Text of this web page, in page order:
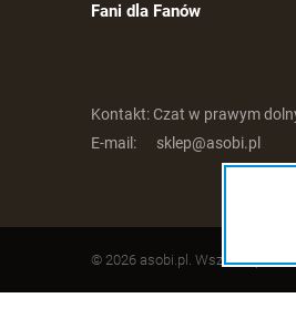
Fani dla Fanów
Kontakt:Czat w prawym
E-mail:
sklep@asobi.pl
© 2026 asobi.pl. Wszelkie